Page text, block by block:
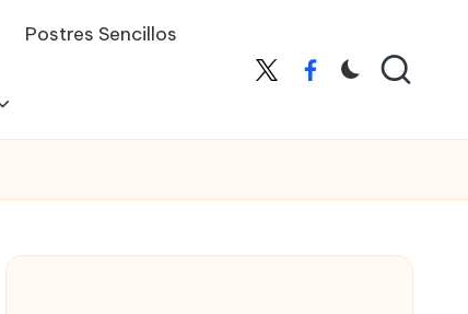
Postres Sencillos
X Facebook